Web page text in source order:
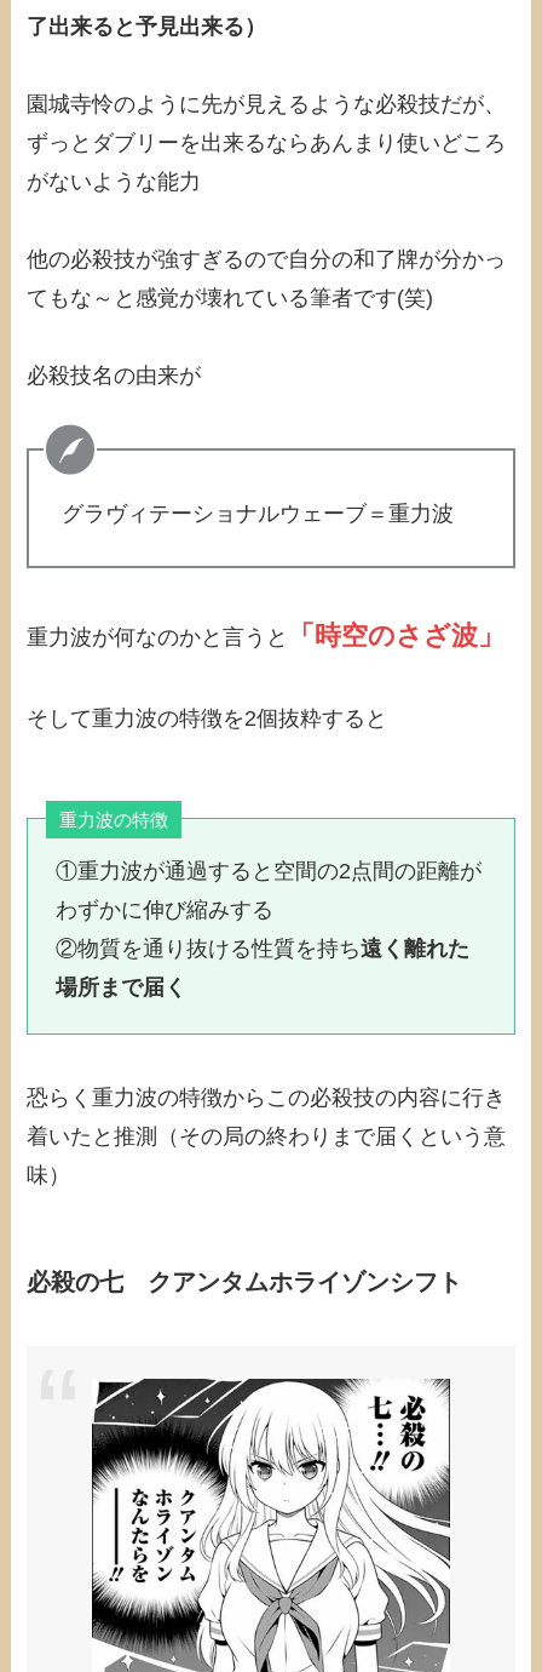
了出来ると予見出来る）
園城寺怜のように先が見えるような必殺技だが、
ずっとダブリーを出来るならあんまり使いどころ
がないような能力
他の必殺技が強すぎるので自分の和了牌が分かっ
てもな～と感覚が壊れている筆者です(笑)
必殺技名の由来が
グラヴィテーショナルウェーブ＝重力波
重力波が何なのかと言うと 「時空のさざ波」
そして重力波の特徴を2個抜粋すると
重力波の特徴
①重力波が通過すると空間の2点間の距離が
わずかに伸び縮みする
②物質を通り抜ける性質を持ち遠く離れた
場所まで届く
恐らく重力波の特徴からこの必殺技の内容に行き
着いたと推測（その局の終わりまで届くという意
味）
必殺の七 クアンタムホライゾンシフト